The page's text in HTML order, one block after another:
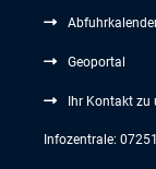
Geoportal
Ihr Kontakt zu
Infozentrale: